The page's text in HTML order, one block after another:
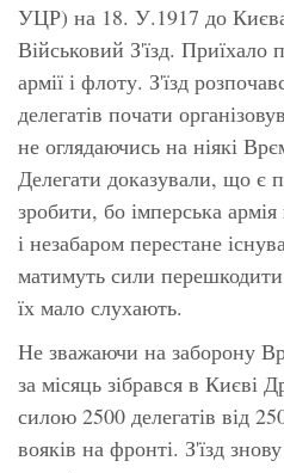
УЦР) на 18. У.1917 до
Військовий З'їзд. Приїхало
армії і флоту. З'їзд
делегатів почати
не оглядаючись на ніякі
Делегати доказували, що є
зробити, бо імперська
і незабаром перестане
матимуть сили
їх мало слухають.
Не зважаючи на заборону
за місяць зібрався в Києві
силою 2500 делегатів від
вояків на фронті. З'їзд